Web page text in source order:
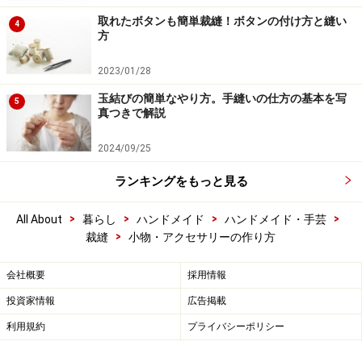
4
取れたボタンも簡単裁縫！ボタンの付け方と縫い
方
2023/01/28
5
玉結びの簡単なやり方。手縫いの仕方の基本を写
真つきで解説
2024/09/25
ランキングをもっと見る
All About > 暮らし > ハンドメイド > ハンドメイド・手芸
>
裁縫
> 小物・アクセサリーの作り方
会社概要 採用情報
投資家情報 広告掲載
利用規約 プライバシーポリシー